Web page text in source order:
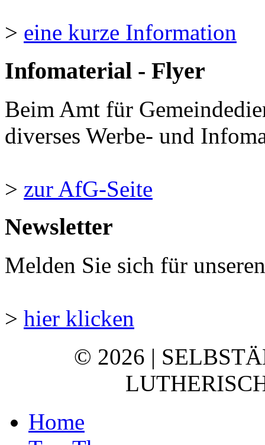
> eine kurze Information
Infomaterial - Flyer
Beim Amt für
diverses Werbe- und
> zur AfG-Seite
Newsletter
Melden Sie sich für
> hier klicken
© 2026 |
Home